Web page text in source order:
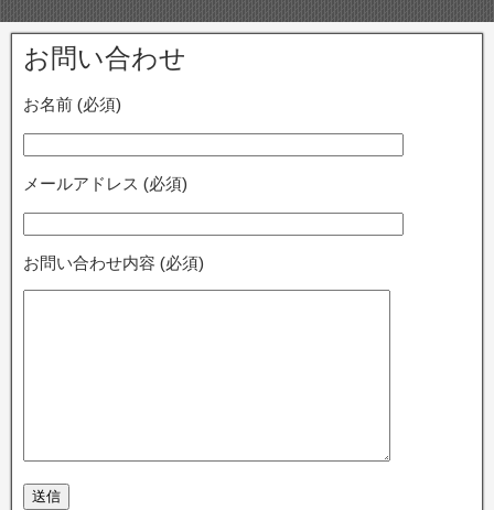
お問い合わせ
お名前 (必須)
メールアドレス (必須)
お問い合わせ内容 (必須)